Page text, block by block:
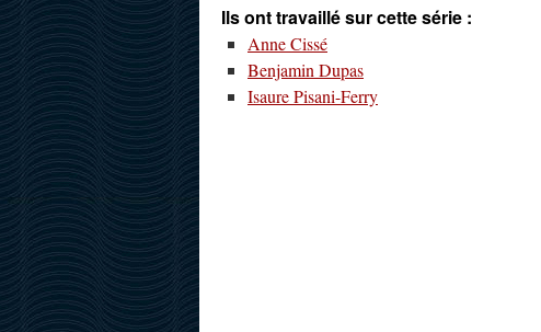
Ils ont travaillé sur cette série :
Anne Cissé
Benjamin Dupas
Isaure Pisani-Ferry